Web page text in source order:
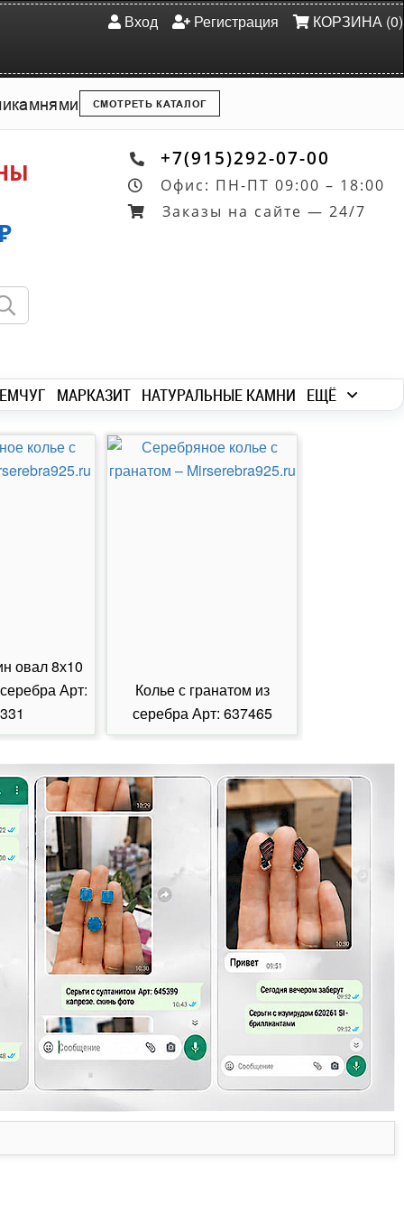
Вход Регистрация КОРЗИНА (0)
камнями СМОТРЕТЬ КАТАЛОГ
+7(915)292-07-00
Офис: ПН-ПТ 09:00 – 18:00
Заказы на сайте — 24/7
МАРКАЗИТ НАТУРАЛЬНЫЕ КАМНИ ЕЩЁ
овал 8х10
Арт:
Колье с гранатом из
серебра Арт: 637465